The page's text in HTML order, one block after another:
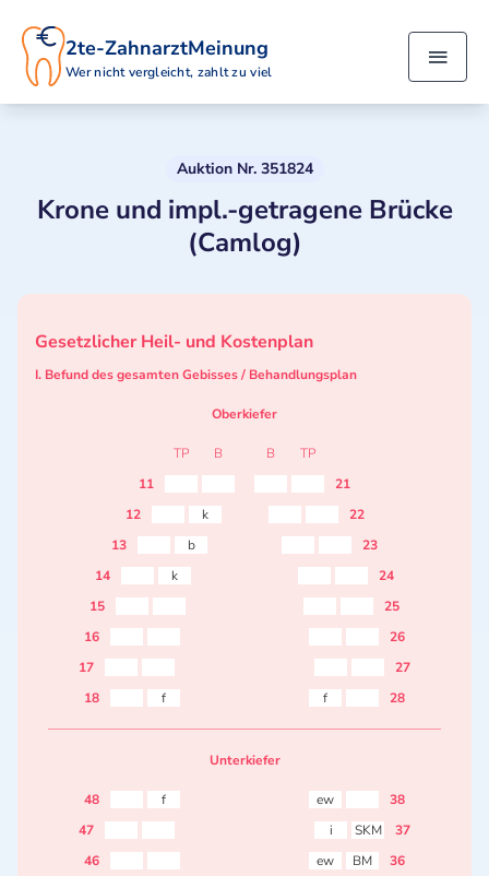
2te-ZahnarztMeinung
Wer nicht vergleicht, zahlt zu viel
Auktion Nr. 351824
Krone und impl.-getragene Brücke
(Camlog)
Gesetzlicher Heil- und Kostenplan
I. Befund des gesamten Gebisses / Behandlungsplan
Oberkiefer
TP B B
TP
11
21
12
k
22
13
b
23
14
k
24
15
25
16
26
17
27
18
f f 28
Unterkiefer
48 f ew
38
47
i SKM
37
46
ew BM
36